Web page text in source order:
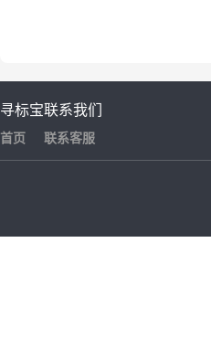
寻标宝
首页
联系我们
联系客服